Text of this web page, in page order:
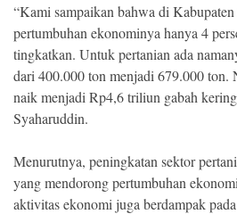
“Kami sampaikan bahwa di
pertumbuhan ekonominya hanya 4
tingkatkan. Untuk pertanian ada
dari 400.000 ton menjadi 679.000
naik menjadi Rp4,6 triliun gabah
Syaharuddin.
Menurutnya, peningkatan sektor
yang mendorong pertumbuhan
aktivitas ekonomi juga berdampak